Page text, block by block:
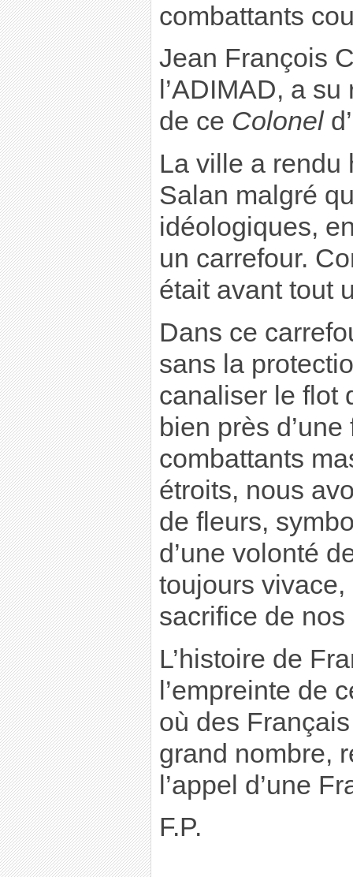
combattants
Jean François
l’ADIMAD, a
de ce Colonel
La ville a rendu
Salan malgré
idéologiques,
un carrefour.
était avant tout
Dans ce
sans la
canaliser le flot
bien près
combattants
étroits, nous
de fleurs,
d’une volonté
toujours
sacrifice de
L’histoire de
l’empreinte de
où des
grand nombre,
l’appel d’une
F.P.